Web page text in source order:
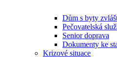
Dům s byty
Pečovatelská
Senior doprava
Dokumenty ke
Krizové situace